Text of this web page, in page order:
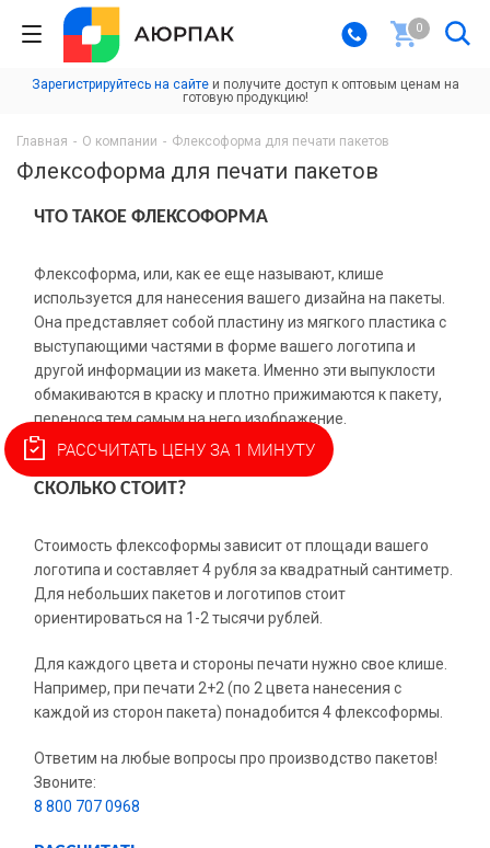
0
Зарегистрируйтесь на сайтеи получите доступ к оптовым ценам на
готовую продукцию!
Главная - О компании - Флексоформа для печати пакетов
Флексоформа для печати пакетов
ЧТО ТАКОЕ ФЛЕКСОФОРМА
Флексоформа, или, как ее еще называют, клише
используется для нанесения вашего дизайна на пакеты.
Она представляет собой пластину из мягкого пластика с
выступающими частями в форме вашего логотипа и
другой информации из макета. Именно эти выпуклости
обмакиваются в краску и плотно прижимаются к пакету,
перенося тем самым на него изображение.
СКОЛЬКО СТОИТ?
Стоимость флексоформы зависит от площади вашего
логотипа и составляет 4 рубля за квадратный сантиметр.
Для небольших пакетов и логотипов стоит
ориентироваться на 1-2 тысячи рублей.
Для каждого цвета и стороны печати нужно свое клише.
Например, при печати 2+2 (по 2 цвета нанесения с
каждой из сторон пакета) понадобится 4 флексоформы.
Ответим на любые вопросы про производство пакетов!
Звоните:
8 800 707 0968
РАССЧИТАТЬ ЦЕНУ ЗА 1 МИНУТУ